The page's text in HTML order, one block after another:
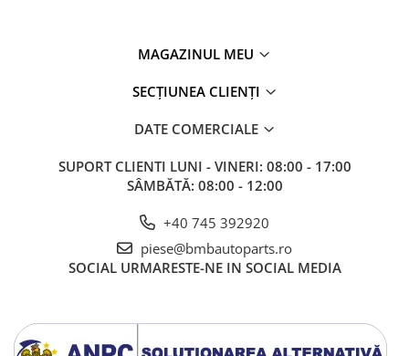
MAGAZINUL MEU
SECȚIUNEA CLIENȚI
DATE COMERCIALE
SUPORT CLIENTI LUNI - VINERI: 08:00 - 17:00
SÂMBĂTĂ: 08:00 - 12:00
+40 745 392920
piese@bmbautoparts.ro
SOCIAL URMARESTE-NE IN SOCIAL MEDIA